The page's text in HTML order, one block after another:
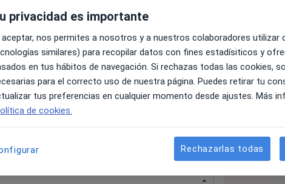
Buscar otra especialidad
Ver más
privacidad es importante
aceptar, nos permites a nosotros y a nuestros colaboradores utilizar
similares) para recopilar datos con fines estadísiticos y
en tus hábitos de navegación. Si rechazas todas las cookies,
para el correcto uso de nuestra página. Puedes retirar tu
tus preferencias en cualquier momento desde ajustes. Más
de cookies.
Rechazarlas todas